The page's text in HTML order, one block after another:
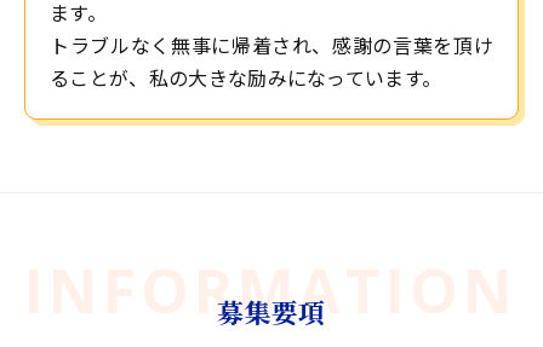
ます。
トラブルなく無事に帰着され、感謝の言葉を頂け
ることが、私の大きな励みになっています。
INFORMATION
募集要項